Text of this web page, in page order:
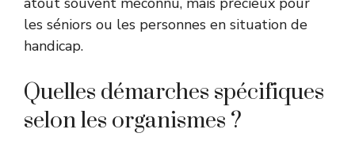
les séniors ou les personnes en situation de
handicap.
Quelles démarches spécifiques
selon les organismes ?